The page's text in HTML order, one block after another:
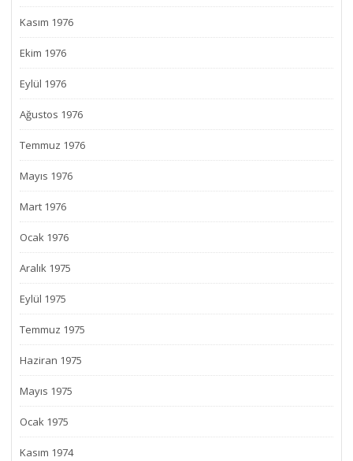
Kasım 1976
Ekim 1976
Eylül 1976
Ağustos 1976
Temmuz 1976
Mayıs 1976
Mart 1976
Ocak 1976
Aralık 1975
Eylül 1975
Temmuz 1975
Haziran 1975
Mayıs 1975
Ocak 1975
Kasım 1974